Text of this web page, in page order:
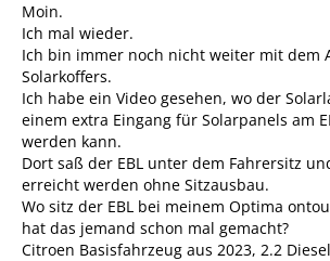
Moin.
Ich mal wieder.
Ich bin immer noch nicht weiter mit dem
Solarkoffers.
Ich habe ein Video gesehen, wo der
einem extra Eingang für Solarpanels am
werden kann.
Dort saß der EBL unter dem Fahrersitz
erreicht werden ohne Sitzausbau.
Wo sitz der EBL bei meinem Optima
hat das jemand schon mal gemacht?
Citroen Basisfahrzeug aus 2023, 2.2